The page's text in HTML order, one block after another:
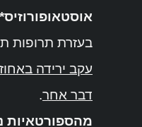
אוסטאופורוזיס*
בעזרת תרופות
עקב ירידה
דבר אחר
מהספורטאיות